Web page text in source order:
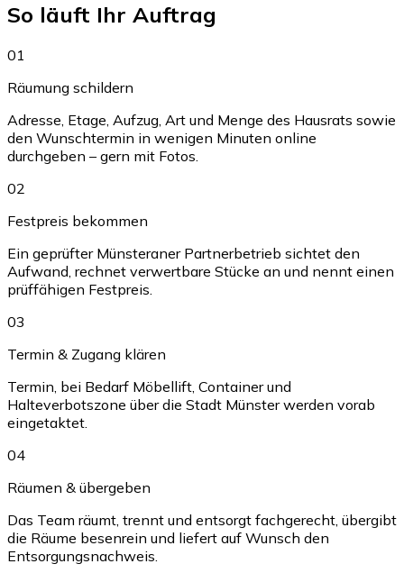
So läuft Ihr Auftrag
01
Räumung schildern
Adresse, Etage, Aufzug, Art und Menge des Hausrats sowie
den Wunschtermin in wenigen Minuten online
durchgeben – gern mit Fotos.
02
Festpreis bekommen
Ein geprüfter Münsteraner Partnerbetrieb sichtet den
Aufwand, rechnet verwertbare Stücke an und nennt einen
prüffähigen Festpreis.
03
Termin & Zugang klären
Termin, bei Bedarf Möbellift, Container und
Halteverbotszone über die Stadt Münster werden vorab
eingetaktet.
04
Räumen & übergeben
Das Team räumt, trennt und entsorgt fachgerecht, übergibt
die Räume besenrein und liefert auf Wunsch den
Entsorgungsnachweis.